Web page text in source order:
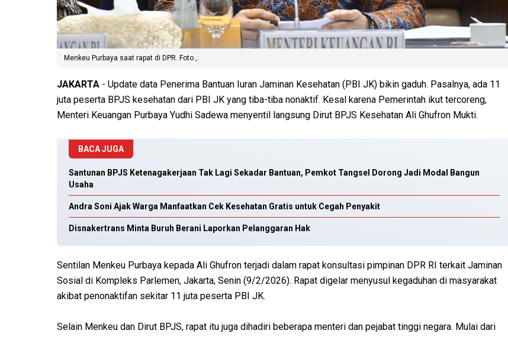
Menkeu Purbaya saat rapat di DPR. Foto ,:
JAKARTA - Update data Penerima Bantuan Iuran Jaminan Kesehatan (PBI JK) bikin gaduh. Pasalnya, ada 11
juta peserta BPJS kesehatan dari PBI JK yang tiba-tiba nonaktif. Kesal karena Pemerintah ikut tercoreng,
Menteri Keuangan Purbaya Yudhi Sadewa menyentil langsung Dirut BPJS Kesehatan Ali Ghufron Mukti.
BACA JUGA
Santunan BPJS Ketenagakerjaan Tak Lagi Sekadar Bantuan, Pemkot Tangsel Dorong Jadi Modal Bangun
Usaha
Andra Soni Ajak Warga Manfaatkan Cek Kesehatan Gratis untuk Cegah Penyakit
Disnakertrans Minta Buruh Berani Laporkan Pelanggaran Hak
Sentilan Menkeu Purbaya kepada Ali Ghufron terjadi dalam rapat konsultasi pimpinan DPR RI terkait Jaminan
Sosial di Kompleks Parlemen, Jakarta, Senin (9/2/2026). Rapat digelar menyusul kegaduhan di masyarakat
akibat penonaktifan sekitar 11 juta peserta PBI JK.
Selain Menkeu dan Dirut BPJS, rapat itu juga dihadiri beberapa menteri dan pejabat tinggi negara. Mulai dari